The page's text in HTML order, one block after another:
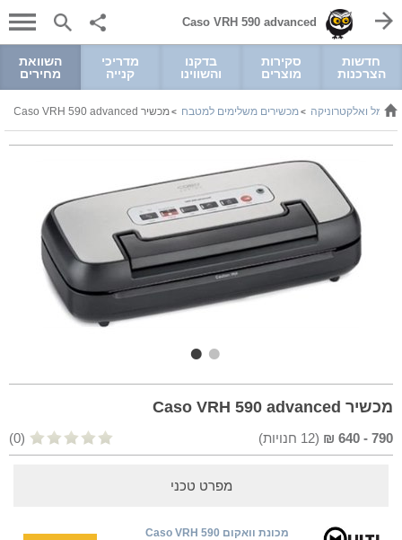
Caso VRH 590 advanced
חדשות
הצרכנות
סקירות
מוצרים
בדקנו
והשווינו
מדריכי
קנייה
השוואת
מחירים
חשמל ואלקטרוניקה >מכשירים משלימים למטבח >מכשיר Caso VRH 590 advanced
מכשיר Caso VRH 590 advanced
790
-
640
₪
(
12 חנויות) (0)
מפרט טכני
‏מכונת וואקום Caso VRH 590